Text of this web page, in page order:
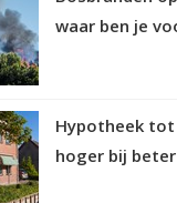
waar ben je
Hypotheek tot
hoger bij